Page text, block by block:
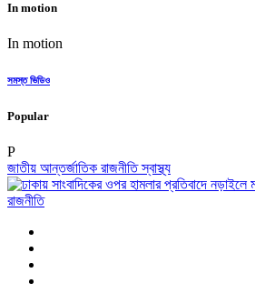
In motion
In motion
সমস্ত ভিডিও
Popular
P
জাতীয় আন্তর্জাতিক রাজনীতিস্বাস্থ্য
রাজনীতি